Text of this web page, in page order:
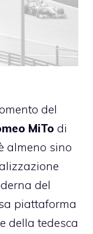
del
MiTo di
almeno sino
del
piattaforma
e della tedesca